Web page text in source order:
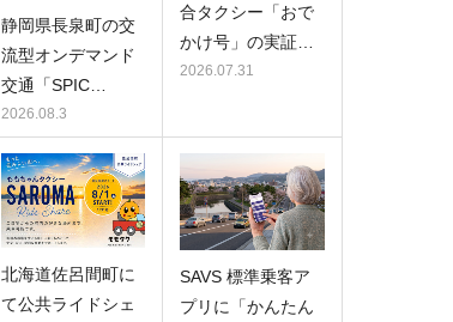
静岡県長泉町の交
流型オンデマンド
交通「SPIC…
2026.08.3
合タクシー「おで
かけ号」の実証…
2026.07.31
北海道佐呂間町に
て公共ライドシェ
SAVS 標準乗客ア
プリに「かんたん